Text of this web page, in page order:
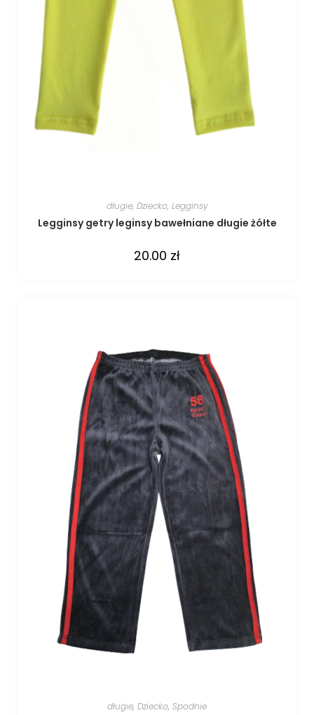
długie, Dziecko, Legginsy
Legginsy getry leginsy bawełniane długie żółte
20.00 zł
długie, Dziecko, Spodnie